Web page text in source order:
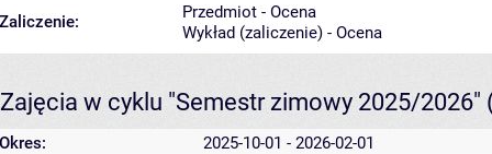
Zaliczenie:
Przedmiot - Ocena
Wykład (zaliczenie) - Ocena
Zajęcia w cyklu "Semestr zimowy 2025/2026"
Okres:
2025-10-01 - 2026-02-01